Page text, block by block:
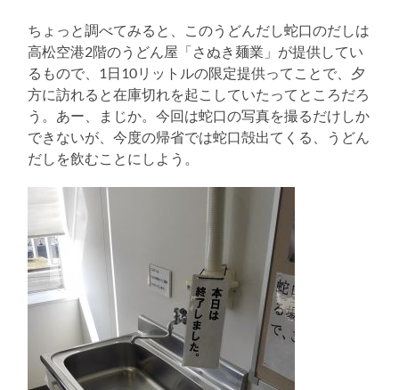
ちょっと調べてみると、このうどんだし蛇口のだしは
高松空港2階のうどん屋「さぬき麺業」が提供してい
るもので、1日10リットルの限定提供ってことで、夕
方に訪れると在庫切れを起こしていたってところだろ
う。あー、まじか。今回は蛇口の写真を撮るだけしか
できないが、今度の帰省では蛇口殻出てくる、うどん
だしを飲むことにしよう。